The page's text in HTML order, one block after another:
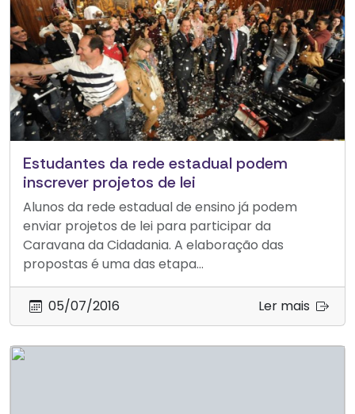
Estudantes da rede estadual podem
inscrever projetos de lei
Alunos da rede estadual de ensino já podem
enviar projetos de lei para participar da
Caravana da Cidadania. A elaboração das
propostas é uma das etapa...
05/07/2016 Ler mais